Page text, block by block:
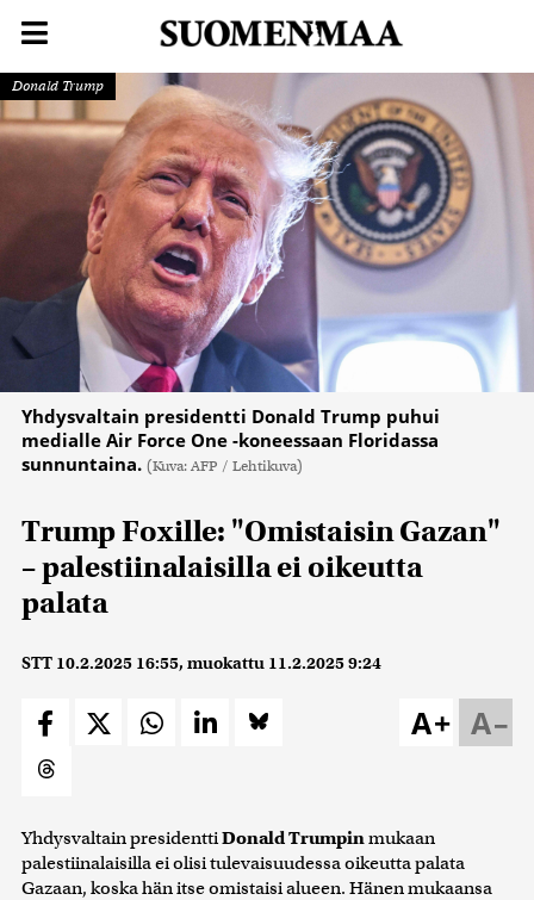
Donald Trump
Yhdysvaltain presidentti Donald Trump puhui
medialle Air Force One -koneessaan Floridassa
sunnuntaina. (Kuva: AFP / Lehtikuva)
Trump Foxille: "Omistaisin Gazan"
– palestiinalaisilla ei oikeutta
palata
STT 10.2.2025 16:55, muokattu 11.2.2025 9:24
A–
A+
Yhdysvaltain presidenttiDonald Trumpinmukaan
palestiinalaisilla ei olisi tulevaisuudessa oikeutta palata
Gazaan, koska hän itse omistaisi alueen. Hänen mukaansa